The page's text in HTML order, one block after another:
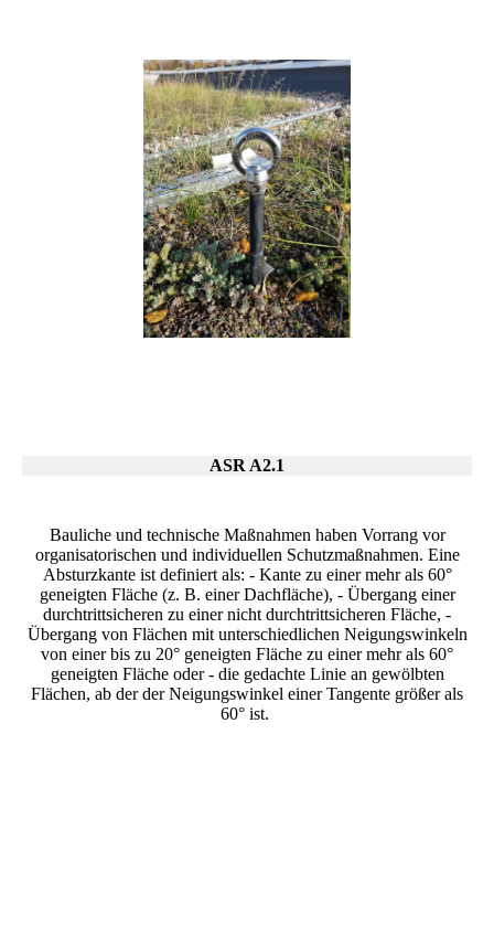
ASR A2.1
Bauliche und technische Maßnahmen haben Vorrang vor
organisatorischen und individuellen Schutzmaßnahmen. Eine
Absturzkante ist definiert als: - Kante zu einer mehr als 60°
geneigten Fläche (z. B. einer Dachfläche), - Übergang einer
durchtrittsicheren zu einer nicht durchtrittsicheren Fläche, -
Übergang von Flächen mit unterschiedlichen Neigungswinkeln
von einer bis zu 20° geneigten Fläche zu einer mehr als 60°
geneigten Fläche oder - die gedachte Linie an gewölbten
Flächen, ab der der Neigungswinkel einer Tangente größer als
60° ist.